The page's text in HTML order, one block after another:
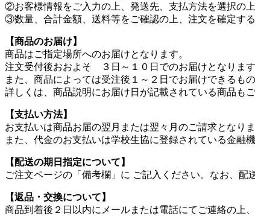
②お客様情報をご入力の上、発送先、支払方法を選択の上
③数量、合計金額、送料等をご確認の上、注文を確定する
【商品のお届け】
商品はご指定場所へのお届けとなります。
注文受付後おおよそ ３日～１０日でのお届けとなります
また、商品によっては受注後１～２日でお届けできるもの
詳しくは、商品説明にお届け日が記載されている商品も
【支払い方法】
お支払いは商品お届の翌月または翌々月のご請求となりま
また、代金のお支払いは学校生協に登録されている金融
【配送の期日指定について】
ご注文ページの「備考欄」に ご記入ください。なお、配
【返品・交換について】
商品到着後２日以内にメールまたは電話にてご連絡の上